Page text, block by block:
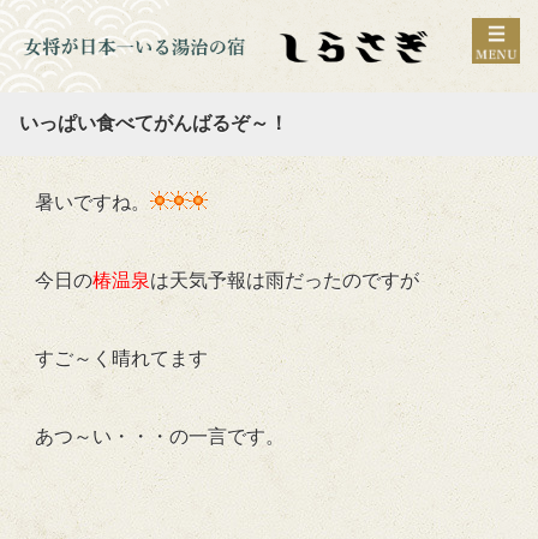
いっぱい食べてがんばるぞ～！
暑いですね。
今日の椿温泉は天気予報は雨だったのですが
すご～く晴れてます
あつ～い・・・の一言です。